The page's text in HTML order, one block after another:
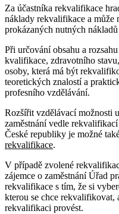
Za účastníka rekvalifikace
náklady rekvalifikace a může
prokázaných nutných
Při určování obsahu a
kvalifikace, zdravotního
osoby, která má být
teoretických znalostí a
profesního vzdělávání.
Rozšířit vzdělávací možnosti
zaměstnání vedle
České republiky je možné
rekvalifikace.
V případě zvolené
zájemce o zaměstnání Úřad
rekvalifikace s tím, že si
kterou se chce rekvalifikovat,
rekvalifikaci provést.